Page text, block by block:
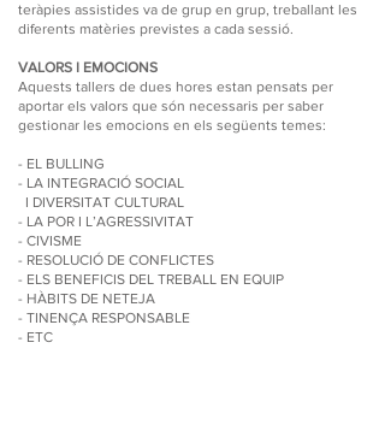
teràpies assistides va de grup en grup, treballant les
diferents matèries previstes a cada sessió.
VALORS I EMOCIONS
Aquests tallers de dues hores estan pensats per
aportar els valors que són necessaris per saber
gestionar les emocions en els següents temes:
- EL BULLING
- LA INTEGRACIÓ SOCIAL
I DIVERSITAT CULTURAL
- LA POR I L’AGRESSIVITAT
- CIVISME
- RESOLUCIÓ DE CONFLICTES
- ELS BENEFICIS DEL TREBALL EN EQUIP
- HÀBITS DE NETEJA
- TINENÇA RESPONSABLE
- ETC